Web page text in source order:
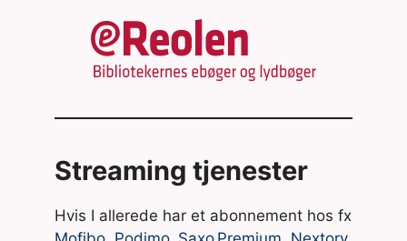
Streaming tjenester
Hvis I allerede har et abonnement hos fx